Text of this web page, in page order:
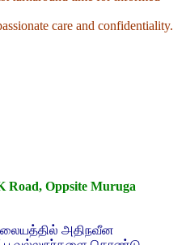
care and confidentiality.
Road, Oppsite Muruga
அதிநவீன